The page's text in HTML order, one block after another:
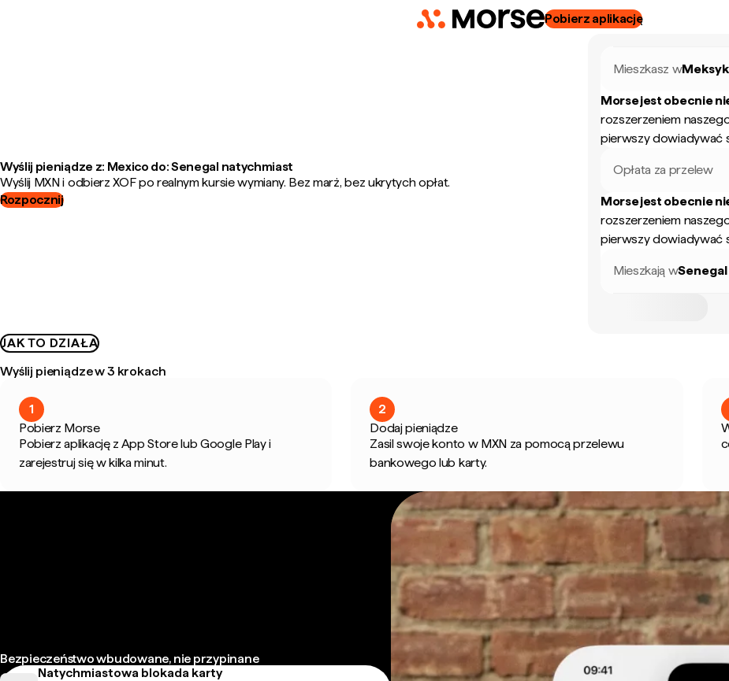
Pobierz aplikację
Wyślij pieniądze z: Mexico do: Senegal natychmiast
Wyślij MXN i odbierz XOF po realnym kursie wymiany. Bez marż, bez ukrytych opłat.
Rozpocznij
Mieszkasz wMeksyk
Morse jest obecnie
rozszerzeniem
pierwszy dowiadywać
Opłata za przelew
Morse jest obecnie
rozszerzeniem
pierwszy dowiadywać
Mieszkają wSenegal
JAK TO DZIAŁA
Wyślij pieniądze w 3 krokach
1
Pobierz Morse
Pobierz aplikację z App Store lub Google Play i
zarejestruj się w kilka minut.
2
Dodaj pieniądze
Zasil swoje konto w MXN za pomocą przelewu
bankowego lub karty.
Bezpieczeństwo wbudowane, nie przypinane
Natychmiastowa blokada karty